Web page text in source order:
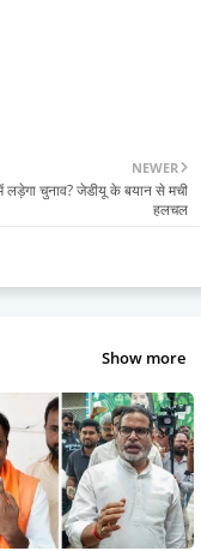
NEWER
लड़ेगा चुनाव? जेडीयू के बयान से मची
हलचल
Show more